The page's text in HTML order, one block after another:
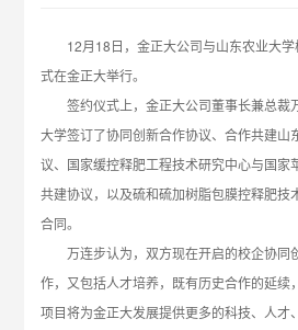
12月18日，金正大公司与山东农业大学
式在金正大举行。
签约仪式上，金正大公司董事长兼总裁
大学签订了协同创新合作协议、合作共建山
议、国家缓控释肥工程技术研究中心与国家
共建协议，以及硫和硫加树脂包膜控释肥技
合同。
万连步认为，双方现在开启的校企协同
作，又包括人才培养，既有历史合作的延续
项目将为金正大发展提供更多的科技、人才